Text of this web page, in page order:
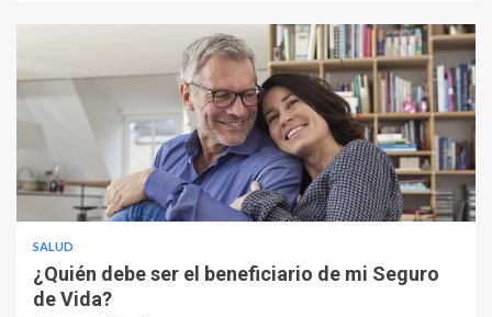
SALUD
¿Quién debe ser el beneficiario de mi Seguro
de Vida?